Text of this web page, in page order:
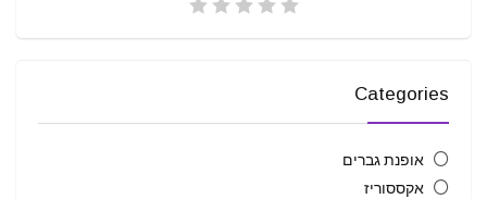
Categories
אופנת גברים
אקססוריז